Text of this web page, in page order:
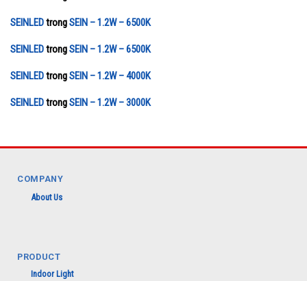
SEINLEDtrongSEIN – 1.2W – 6500K
SEINLEDtrongSEIN – 1.2W – 6500K
SEINLEDtrongSEIN – 1.2W – 4000K
SEINLEDtrongSEIN – 1.2W – 3000K
COMPANY
About Us
PRODUCT
Indoor Light